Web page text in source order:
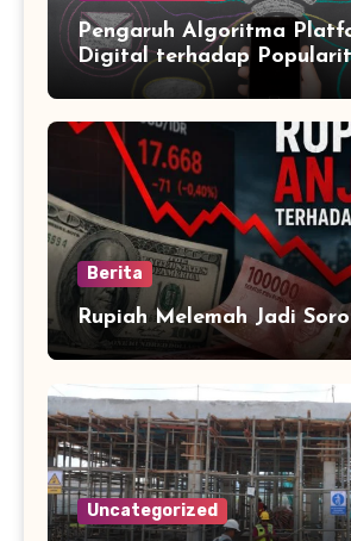
Pengaruh Algoritma
Digital terhadap
Trending Harian
Berita
Rupiah Melemah Jadi
Uncategorized